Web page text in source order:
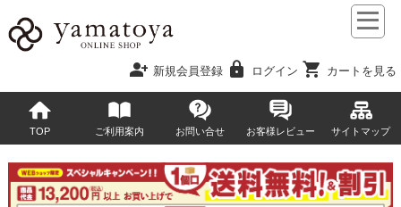
person_add 新規会員登録 lock ログイン shopping_cart カートを見る
TOP ご利用案内 お問い合せ お客様レビュー サイトマップ